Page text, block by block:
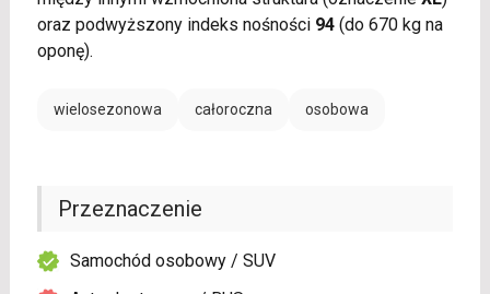
oraz podwyższony indeks nośności 94(do 670 kg na
oponę).
wielosezonowa całoroczna osobowa
Przeznaczenie
Samochód osobowy / SUV